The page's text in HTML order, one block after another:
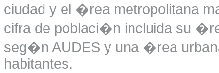
ciudad y el �rea metropolitana
cifra de poblaci�n incluida su
seg�n AUDES y una �rea
habitantes.